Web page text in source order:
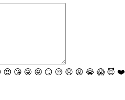
😍 😘 😜 😝 😏 😒 😞 😡 😭 😱 😈 ❤️